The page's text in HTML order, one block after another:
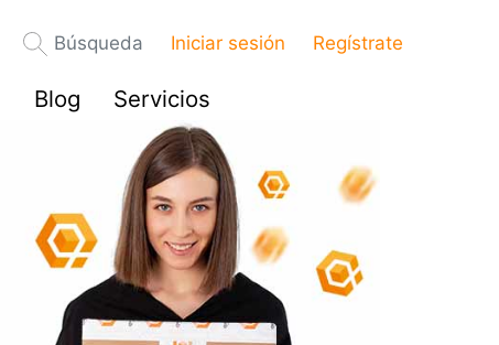
Búsqueda Iniciar sesión Regístrate
Blog Servicios